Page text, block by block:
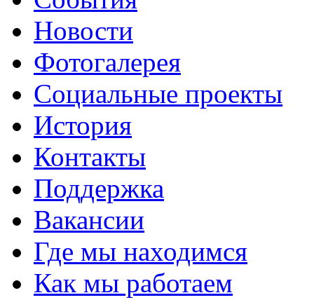
Новости
Фотогалерея
Социальные проекты
История
Контакты
Поддержка
Вакансии
Где мы находимся
Как мы работаем